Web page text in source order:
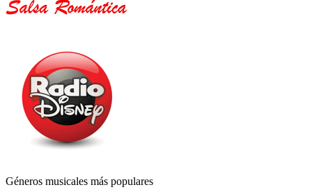
Géneros musicales más populares